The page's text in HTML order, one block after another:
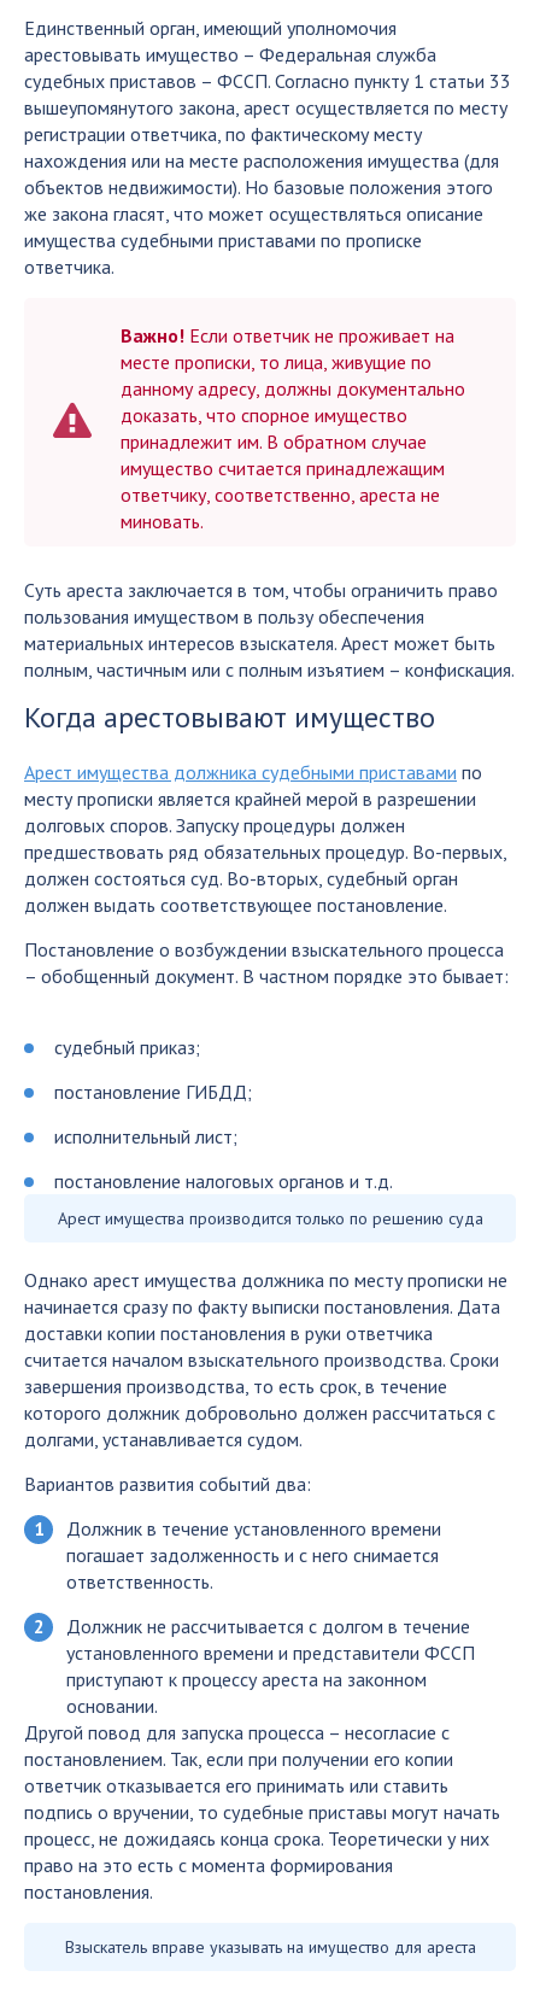
Единственный орган, имеющий уполномочия
арестовывать имущество – Федеральная служба
судебных приставов – ФССП. Согласно пункту 1 статьи 33
вышеупомянутого закона, арест осуществляется по месту
регистрации ответчика, по фактическому месту
нахождения или на месте расположения имущества (для
объектов недвижимости). Но базовые положения этого
же закона гласят, что может осуществляться описание
имущества судебными приставами по прописке
ответчика.
Важно! Если ответчик не проживает на
месте прописки, то лица, живущие по
данному адресу, должны документально
доказать, что спорное имущество
принадлежит им. В обратном случае
имущество считается принадлежащим
ответчику, соответственно, ареста не
миновать.
Суть ареста заключается в том, чтобы ограничить право
пользования имуществом в пользу обеспечения
материальных интересов взыскателя. Арест может быть
полным, частичным или с полным изъятием – конфискация.
Когда арестовывают имущество
Арест имущества должника судебными приставами по
месту прописки является крайней мерой в разрешении
долговых споров. Запуску процедуры должен
предшествовать ряд обязательных процедур. Во-первых,
должен состояться суд. Во-вторых, судебный орган
должен выдать соответствующее постановление.
Постановление о возбуждении взыскательного процесса
– обобщенный документ. В частном порядке это бывает:
судебный приказ;
постановление ГИБДД;
исполнительный лист;
постановление налоговых органов и т.д.
Арест имущества производится только по решению суда
Однако арест имущества должника по месту прописки не
начинается сразу по факту выписки постановления. Дата
доставки копии постановления в руки ответчика
считается началом взыскательного производства. Сроки
завершения производства, то есть срок, в течение
которого должник добровольно должен рассчитаться с
долгами, устанавливается судом.
Вариантов развития событий два:
Должник в течение установленного времени
погашает задолженность и с него снимается
ответственность.
Должник не рассчитывается с долгом в течение
установленного времени и представители ФССП
приступают к процессу ареста на законном
основании.
Другой повод для запуска процесса – несогласие с
постановлением. Так, если при получении его копии
ответчик отказывается его принимать или ставить
подпись о вручении, то судебные приставы могут начать
процесс, не дожидаясь конца срока. Теоретически у них
право на это есть с момента формирования
постановления.
Взыскатель вправе указывать на имущество для ареста